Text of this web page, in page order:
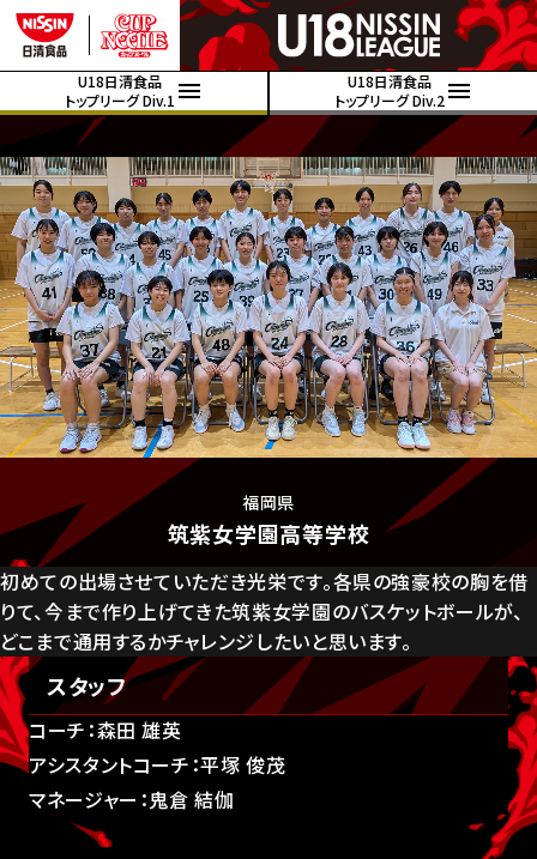
U18日清食品
トップリーグ Div.1
U18日清食品
トップリーグ Div.2
福岡県
筑紫女学園高等学校
初めての出場させていただき光栄です。各県の強豪校の胸を借
りて、今まで作り上げてきた筑紫女学園のバスケットボールが、
どこまで通用するかチャレンジしたいと思います。
スタッフ
コーチ：森田 雄英
アシスタントコーチ：平塚 俊茂
マネージャー：鬼倉 結伽